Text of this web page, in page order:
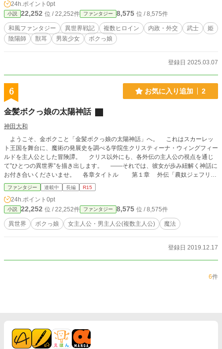
倒れたため、国論が攘夷と経済振興に割れる中、結城家の政
務全般を引き継ぐこととなった。 そして、彼に付き従うシ
キガミの少女・冬花と彼へと嫁いだ少女・宵姫。 やがて彼
らは激動の時代へと呑み込まれていくこととなる。
24h.ポイント 0pt
小説 22,252 位 / 22,252件 ファンタジー 8,575 位 / 8,575件
和風ファンタジー 異世界戦記 複数ヒロイン 内政・外交 武士
姫
陰陽師
獣耳 男装少女 ボクっ娘
登録日 2025.03.07
6 お気に入り追加 2
金髪ボクっ娘の太陽神話
神田大和
ようこそ、金ボクこと「金髪ボクっ娘の太陽神話」へ。 これはスカーレッ
ト王国を舞台に、魔術の発展史を調べる学院生クリスティーナ・ウィングフィー
ルドを主人公とした冒険譚。 クリス以外にも、各外伝の主人公の視点を通じ
て”ひとつの異世界”を描き出します。 ――それでは、彼女が歩み紐解く神話に
お付き合いくださいませ。 各章タイトル 第１章 外伝「農奴ジェフリー
はお姉ちゃんと暮らしたい」 第２章「機械仕掛けのストライダー」 外伝
「クロスフィールド・ルポタージュ 前編」 グランドプロローグ
ファンタジー 連載中 長編 R15
24h.ポイント 0pt
小説 22,252 位 / 22,252件 ファンタジー 8,575 位 / 8,575件
異世界 ボクっ娘 女主人公・男主人公(複数主人公) 魔法
登録日 2019.12.17
6件